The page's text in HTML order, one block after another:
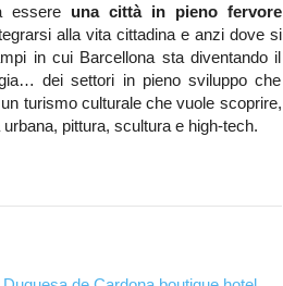
essere una città in pieno fervore
alla vita cittadina e anzi dove si
in cui Barcellona sta diventando il
dei settori in pieno sviluppo che
turismo culturale che vuole scoprire,
pittura, scultura e high-tech.